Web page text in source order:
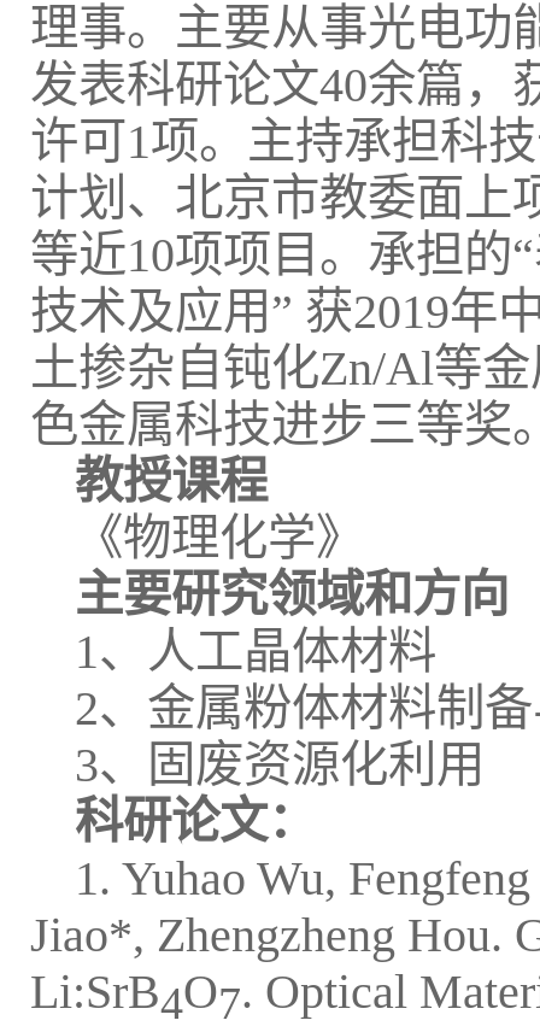
理事。主要从事光电功
发表科研论文40余篇，
许可1项。主持承担科
计划、北京市教委面上
等近10项项目。承担的
技术及应用” 获2019年
土掺杂自钝化Zn/Al等
色金属科技进步三等奖
教授课程
《物理化学》
主要研究领域和方向
1、人工晶体材料
2、金属粉体材料制
3、固废资源化利用
科研论文：
1. Yuhao Wu,
Jiao*, Zhengzheng Hou.
Li:SrB4O7. Optical